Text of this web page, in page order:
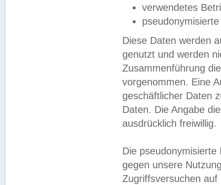
verwendetes
Diese Daten werden
genutzt und werden
Zusammenführung
vorgenommen. Eine
geschäftlicher Daten
Daten. Die Angabe
ausdrücklich freiwillig.
Die
gegen unsere
Zugriffsversuchen